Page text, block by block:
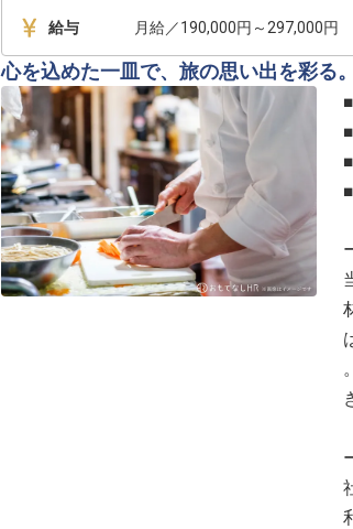
給与 月給／190,000円～297,000円
心を込めた一皿で、旅の思い出を彩る